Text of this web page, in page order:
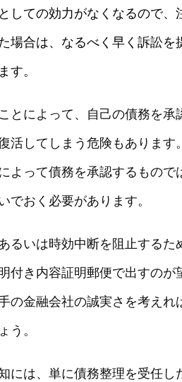
しての効力がなくなるので、
場合は、なるべく早く訴訟を
す。
とによって、自己の債務を承
活してしまう危険もあります
よって債務を承認するもので
でおく必要があります。
るいは時効中断を阻止するた
付き内容証明郵便で出すのが
の金融会社の誠実さを考えれ
う。
には、単に債務整理を受任し